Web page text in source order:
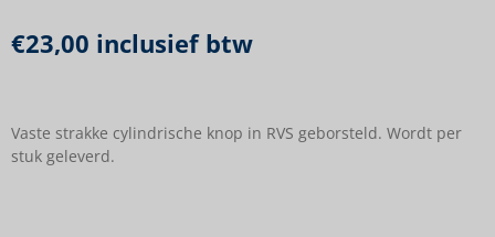
€23,00 inclusief btw
Vaste strakke cylindrische knop in RVS geborsteld. Wordt per
stuk geleverd.